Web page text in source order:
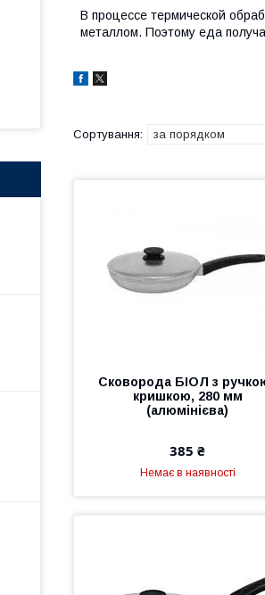
В процессе термической
металлом. Поэтому еда
Сковорода БІОЛ з
кришкою, 280 мм
(алюмінієва)
385 ₴
Немає в наявності